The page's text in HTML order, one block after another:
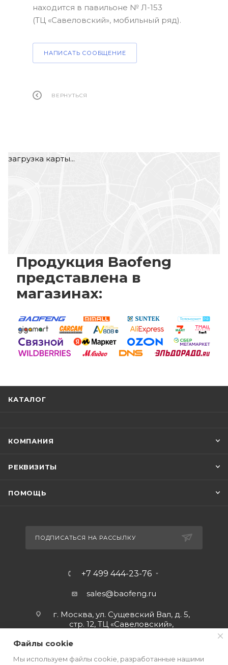
находится в павильоне № Л-153
(ТЦ «Савеловский», мобильный ряд).
НАПИСАТЬ СООБЩЕНИЕ
ВЕРНУТЬСЯ
загрузка карты...
Продукция Baofeng
представлена в
магазинах:
КАТАЛОГ
КОМПАНИЯ
РЕКВИЗИТЫ
ПОМОЩЬ
ПОДПИСАТЬСЯ НА РАССЫЛКУ
+7 499 444-23-76
sales@baofeng.ru
г. Москва, ул. Сущевский Вал, д. 5,
стр. 12, ТЦ «Савеловский»,
Файлы cookie
Мы используем файлы cookie, разработанные нашими